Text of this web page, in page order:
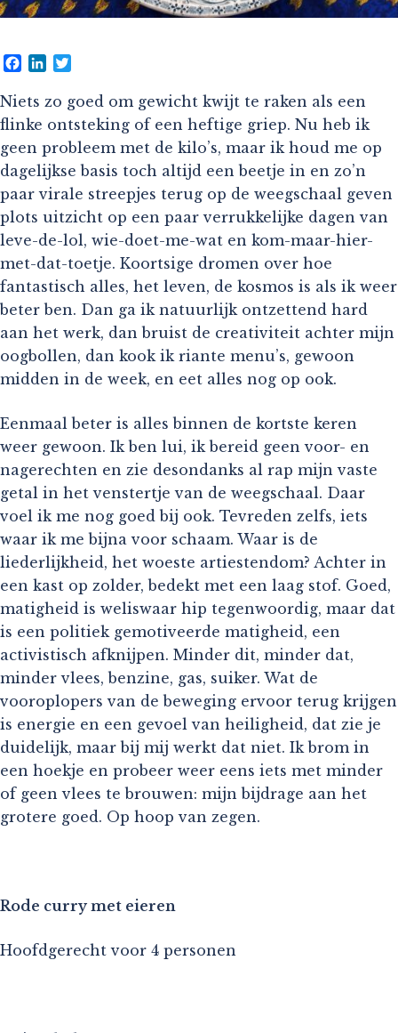
Facebook
LinkedIn
Niets zo goed om gewicht kwijt te raken als een
flinke ontsteking of een heftige griep. Nu heb ik
geen probleem met de kilo’s, maar ik houd me op
dagelijkse basis toch altijd een beetje in en zo’n
paar virale streepjes terug op de weegschaal geven
plots uitzicht op een paar verrukkelijke dagen van
leve-de-lol, wie-doet-me-wat en kom-maar-hier-
met-dat-toetje. Koortsige dromen over hoe
fantastisch alles, het leven, de kosmos is als ik weer
beter ben. Dan ga ik natuurlijk ontzettend hard
aan het werk, dan bruist de creativiteit achter mijn
oogbollen, dan kook ik riante menu’s, gewoon
midden in de week, en eet alles nog op ook.
Eenmaal beter is alles binnen de kortste keren
weer gewoon. Ik ben lui, ik bereid geen voor- en
nagerechten en zie desondanks al rap mijn vaste
getal in het venstertje van de weegschaal. Daar
voel ik me nog goed bij ook. Tevreden zelfs, iets
waar ik me bijna voor schaam. Waar is de
liederlijkheid, het woeste artiestendom? Achter in
een kast op zolder, bedekt met een laag stof. Goed,
matigheid is weliswaar hip tegenwoordig, maar dat
is een politiek gemotiveerde matigheid, een
activistisch afknijpen. Minder dit, minder dat,
minder vlees, benzine, gas, suiker. Wat de
vooroplopers van de beweging ervoor terug krijgen
is energie en een gevoel van heiligheid, dat zie je
duidelijk, maar bij mij werkt dat niet. Ik brom in
een hoekje en probeer weer eens iets met minder
of geen vlees te brouwen: mijn bijdrage aan het
grotere goed. Op hoop van zegen.
Rode curry met eieren
Hoofdgerecht voor 4 personen